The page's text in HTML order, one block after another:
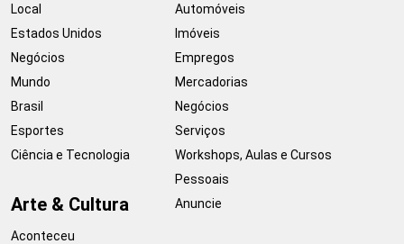
Local
Estados Unidos
Negócios
Mundo
Brasil
Esportes
Ciência e Tecnologia
Arte & Cultura
Aconteceu
Automóveis
Imóveis
Empregos
Mercadorias
Negócios
Serviços
Workshops, Aulas e Cursos
Pessoais
Anuncie